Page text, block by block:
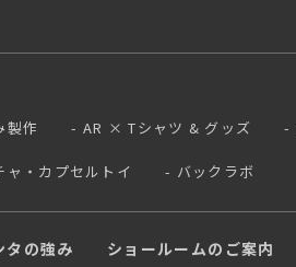
製作 AR × Tシャツ & グッズ
ャ・カプセルトイ バックラボ
タの強み ショールームのご案内